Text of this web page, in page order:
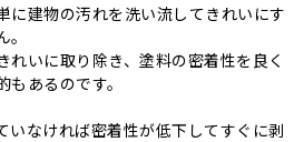
に建物の汚れを洗い流してきれいにす
れいに取り除き、塗料の密着性を良く
あるのです。
いなければ密着性が低下してすぐに剥